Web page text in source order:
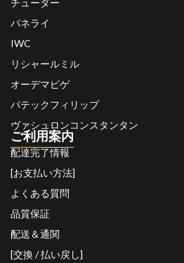
パネライ
IWC
リシャールミル
オーデマピゲ
パテックフィリップ
ヴァシュロンコンスタンタン
ご利用案内
配達完了情報
[お支払い方法]
よくある質問
品質保証
配送＆通関
[交換 / 払い戻し]